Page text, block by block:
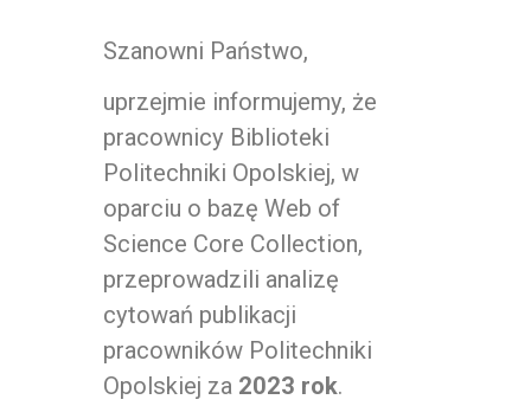
Szanowni Państwo,
uprzejmie informujemy, że
pracownicy Biblioteki
Politechniki Opolskiej, w
oparciu o bazę Web of
Science Core Collection,
przeprowadzili analizę
cytowań publikacji
pracowników Politechniki
Opolskiej za 2023 rok.